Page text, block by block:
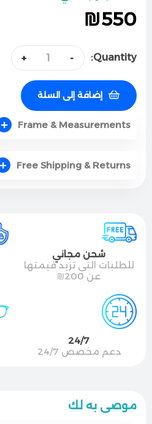
₪550
Quantity:
-
+
إضافة إلى السلة
Frame & Measurements
Free Shipping & Returns
شحن مجاني
للطلبات التي تزيد قيمتها
عن 200₪
24/7
دعم مخصص 24/7
موصى به لك